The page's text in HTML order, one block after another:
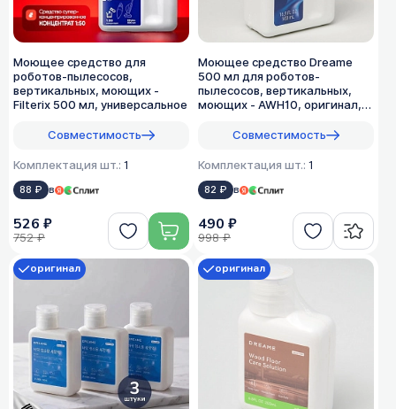
Моющее средство для
роботов-пылесосов,
вертикальных, моющих -
Filterix 500 мл, универсальное
Совместимость
Комплектация шт.: 1
88 ₽ в
526 ₽
752 ₽
Моющее средство Dreame
500 мл для роботов-
пылесосов, вертикальных,
моющих - AWH10, оригинал,
Совместимость
Комплектация шт.: 1
82 ₽ в
490 ₽
998 ₽
оригинал оригинал